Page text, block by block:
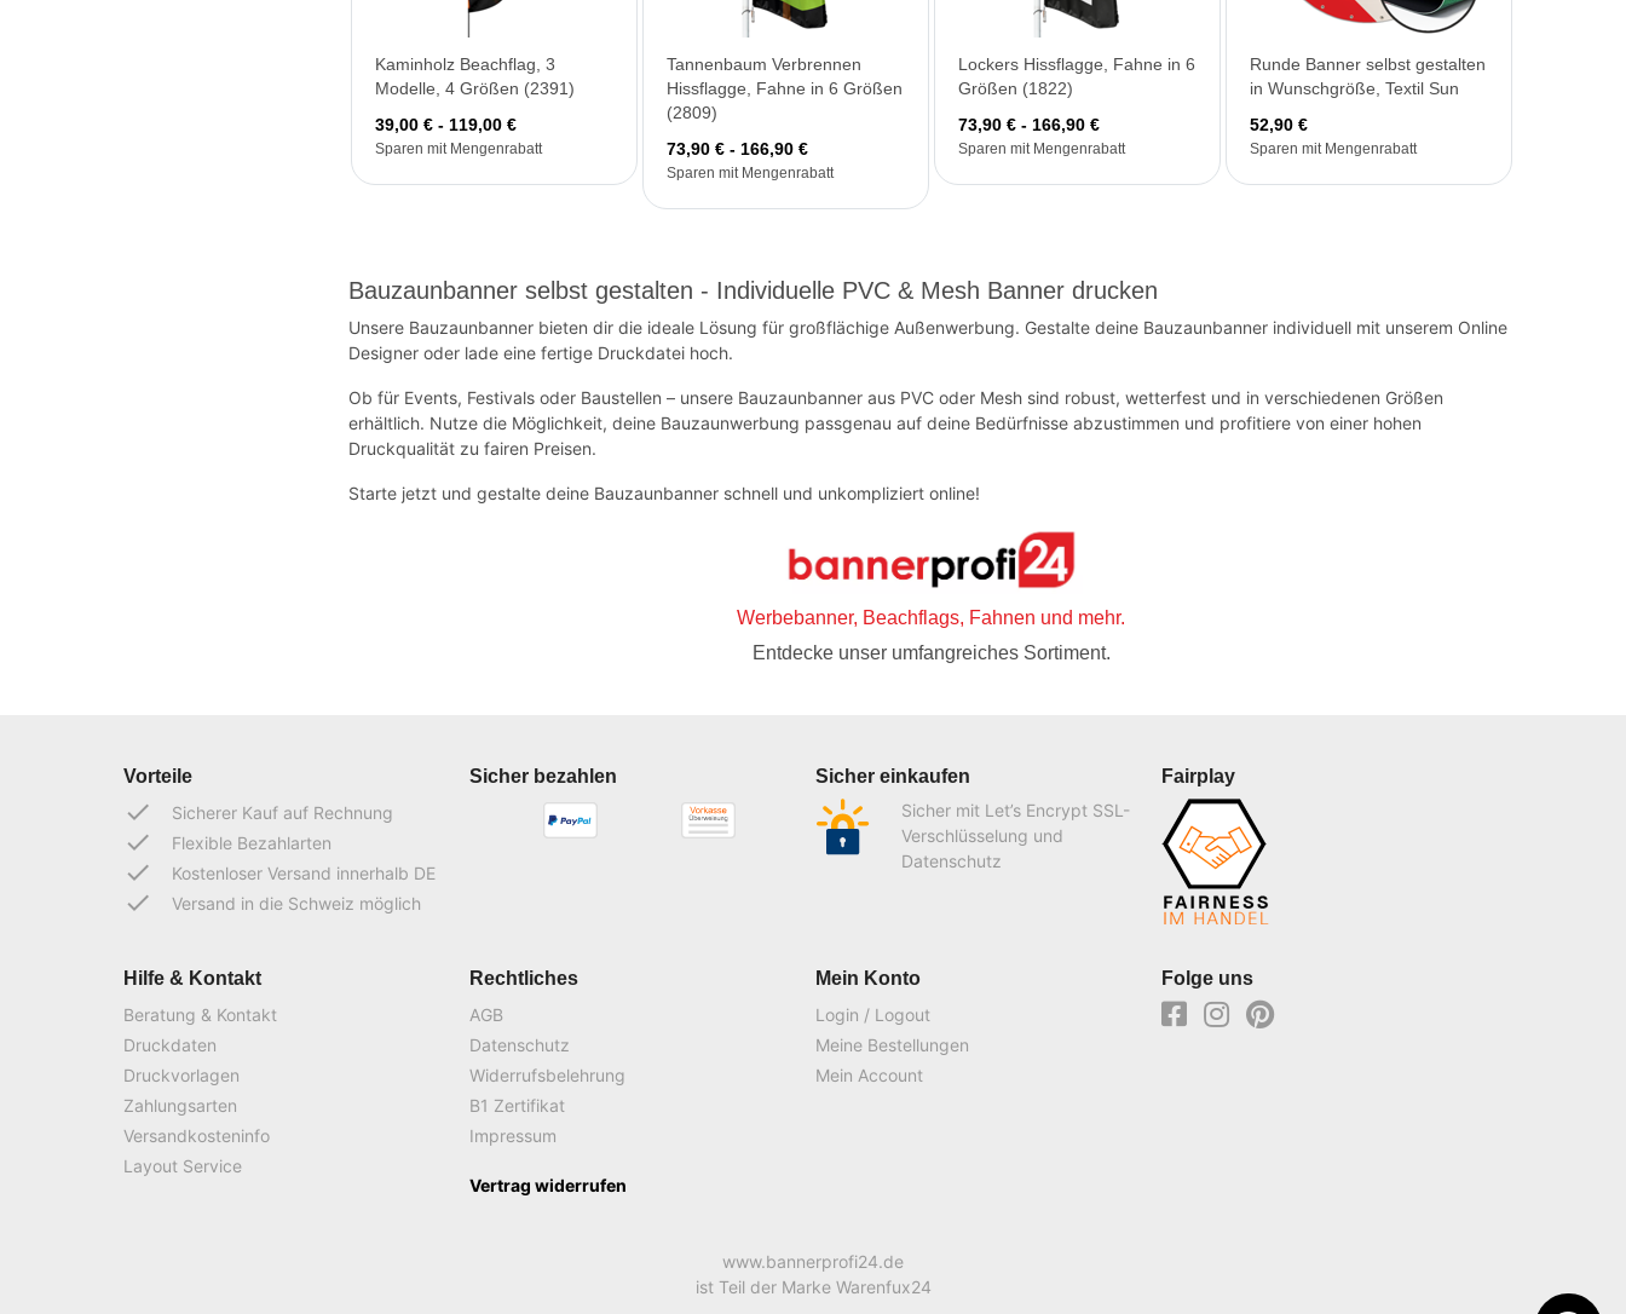
Kaminholz Beachflag, 3
Modelle, 4 Größen (2391)
39,00 € - 119,00 €
Sparen mit Mengenrabatt
Tannenbaum Verbrennen
Hissflagge, Fahne in 6 Größen
(2809)
73,90 € - 166,90 €
Sparen mit Mengenrabatt
Lockers Hissflagge, Fahne in 6
Größen (1822)
73,90 € - 166,90 €
Sparen mit Mengenrabatt
Runde Banner selbst gestalten
in Wunschgröße, Textil Sun
52,90 €
Sparen mit Mengenrabatt
Bauzaunbanner selbst gestalten - Individuelle PVC & Mesh Banner drucken
Unsere Bauzaunbanner bieten dir die ideale Lösung für großflächige Außenwerbung. Gestalte deine Bauzaunbanner individuell mit unserem Online
Designer oder lade eine fertige Druckdatei hoch.
Ob für Events, Festivals oder Baustellen – unsere Bauzaunbanner aus PVC oder Mesh sind robust, wetterfest und in verschiedenen Größen
erhältlich. Nutze die Möglichkeit, deine Bauzaunwerbung passgenau auf deine Bedürfnisse abzustimmen und profitiere von einer hohen
Druckqualität zu fairen Preisen.
Starte jetzt und gestalte deine Bauzaunbanner schnell und unkompliziert online!
Werbebanner, Beachflags, Fahnen und mehr.
Entdecke unser umfangreiches Sortiment.
Vorteile
done Sicherer Kauf auf Rechnung
done Flexible Bezahlarten
done Kostenloser Versand innerhalb DE
done Versand in die Schweiz möglich
Sicher bezahlen
Sicher einkaufen
Sicher mit Let’s Encrypt SSL-
Verschlüsselung und
Datenschutz
Fairplay
Hilfe & Kontakt
Beratung & Kontakt
Druckdaten
Druckvorlagen
Zahlungsarten
Versandkosteninfo
Layout Service
Rechtliches
AGB
Datenschutz
Widerrufsbelehrung
B1 Zertifikat
Impressum
Vertrag widerrufen
Mein Konto
Login / Logout
Meine Bestellungen
Mein Account
Folge uns
www.bannerprofi24.de
ist Teil der Marke Warenfux24